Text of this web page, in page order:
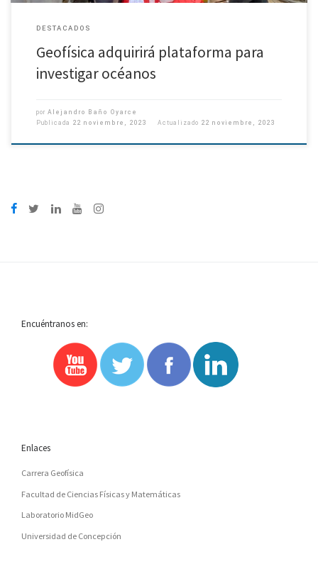
DESTACADOS
Geofísica adquirirá plataforma para
investigar océanos
por Alejandro Baño Oyarce
Publicada 22 noviembre, 2023 Actualizado 22 noviembre, 2023
Encuéntranos en:
Enlaces
Carrera Geofísica
Facultad de Ciencias Físicas y Matemáticas
Laboratorio MidGeo
Universidad de Concepción